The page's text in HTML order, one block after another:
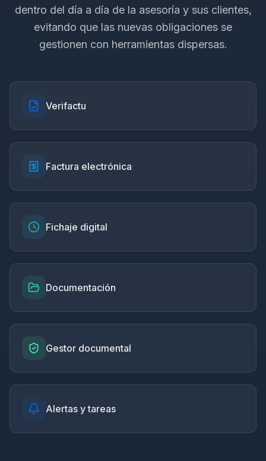
dentro del día a día de la asesoría y sus clientes,
evitando que las nuevas obligaciones se
gestionen con herramientas dispersas.
Verifactu
Factura electrónica
Fichaje digital
Documentación
Gestor documental
Alertas y tareas